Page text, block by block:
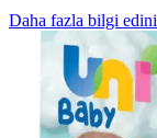
Daha fazla bilgi